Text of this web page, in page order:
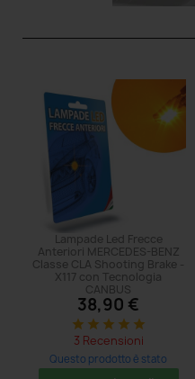
Lampade Led Frecce
Anteriori MERCEDES-BENZ
Classe CLA Shooting Brake -
X117 con Tecnologia
CANBUS
38,90 €
star star star star star
3 Recensioni
Questo prodotto è stato